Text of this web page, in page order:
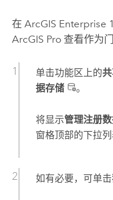
在 ArcGIS Enterprise
ArcGIS Pro查看作为
单击功能区上的
据存储
。
将显示管理注册
窗格顶部的下拉
如有必要，可单击